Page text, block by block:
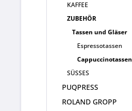
KAFFEE
ZUBEHÖR
Tassen und Gläser
Espressotassen
Cappuccinotassen
SÜSSES
PUQPRESS
ROLAND GROPP